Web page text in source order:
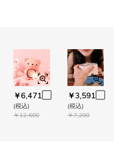
￥6,471
(税込)
￥12,600
￥3,591
(税込)
￥7,200